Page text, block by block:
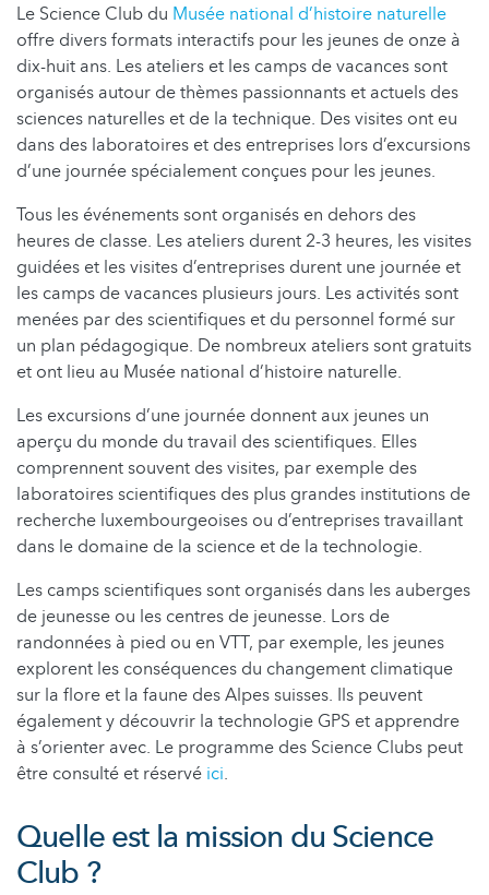
Le Science Club du Musée national d’histoire naturelle
offre divers formats interactifs pour les jeunes de onze à
dix-huit ans. Les ateliers et les camps de vacances sont
organisés autour de thèmes passionnants et actuels des
sciences naturelles et de la technique. Des visites ont eu
dans des laboratoires et des entreprises lors d’excursions
d’une journée spécialement conçues pour les jeunes.
Tous les événements sont organisés en dehors des
heures de classe. Les ateliers durent 2-3 heures, les visites
guidées et les visites d’entreprises durent une journée et
les camps de vacances plusieurs jours. Les activités sont
menées par des scientifiques et du personnel formé sur
un plan pédagogique. De nombreux ateliers sont gratuits
et ont lieu au Musée national d’histoire naturelle.
Les excursions d’une journée donnent aux jeunes un
aperçu du monde du travail des scientifiques. Elles
comprennent souvent des visites, par exemple des
laboratoires scientifiques des plus grandes institutions de
recherche luxembourgeoises ou d’entreprises travaillant
dans le domaine de la science et de la technologie.
Les camps scientifiques sont organisés dans les auberges
de jeunesse ou les centres de jeunesse. Lors de
randonnées à pied ou en VTT, par exemple, les jeunes
explorent les conséquences du changement climatique
sur la flore et la faune des Alpes suisses. Ils peuvent
également y découvrir la technologie GPS et apprendre
à s’orienter avec. Le programme des Science Clubs peut
être consulté et réservé ici.
Quelle est la mission du Science
Club ?